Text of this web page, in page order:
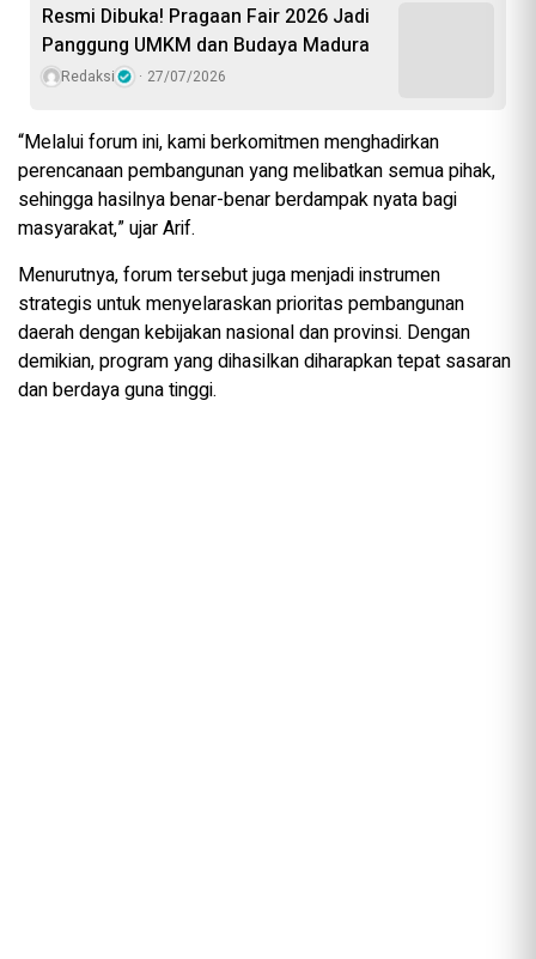
Resmi Dibuka! Pragaan Fair 2026 Jadi
Panggung UMKM dan Budaya Madura
Redaksi 27/07/2026
“Melalui forum ini, kami berkomitmen menghadirkan
perencanaan pembangunan yang melibatkan semua pihak,
sehingga hasilnya benar-benar berdampak nyata bagi
masyarakat,” ujar Arif.
Menurutnya, forum tersebut juga menjadi instrumen
strategis untuk menyelaraskan prioritas pembangunan
daerah dengan kebijakan nasional dan provinsi. Dengan
demikian, program yang dihasilkan diharapkan tepat sasaran
dan berdaya guna tinggi.